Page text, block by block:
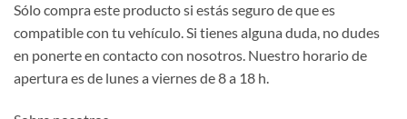
Sólo compra este producto si estás seguro de que es
compatible con tu vehículo. Si tienes alguna duda, no dudes
en ponerte en contacto con nosotros. Nuestro horario de
apertura es de lunes a viernes de 8 a 18 h.